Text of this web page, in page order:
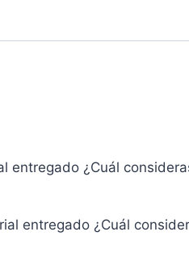
entregado ¿Cuál
entregado ¿Cuál